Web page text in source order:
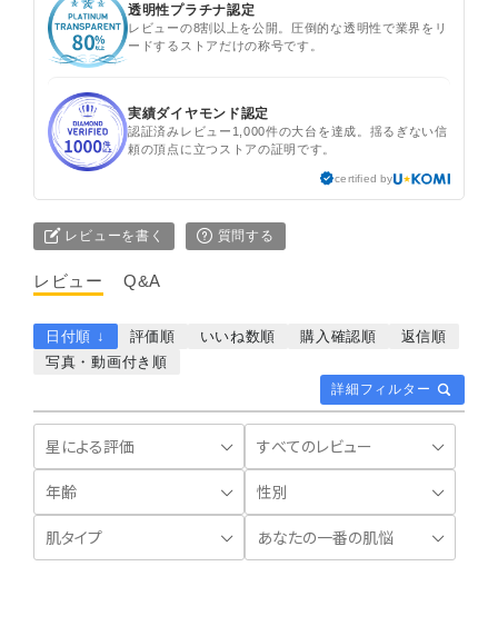
透明性プラチナ認定
レビューの8割以上を公開。圧倒的な透明性で業界をリ
ードするストアだけの称号です。
実績ダイヤモンド認定
認証済みレビュー1,000件の大台を達成。揺るぎない信
頼の頂点に立つストアの証明です。
certified by
レビューを書く 質問する
レビュー Q&A
詳細フィルター
日付順 ↓ 評価順 いいね数順 購入確認順
返信順
写真・動画付き順